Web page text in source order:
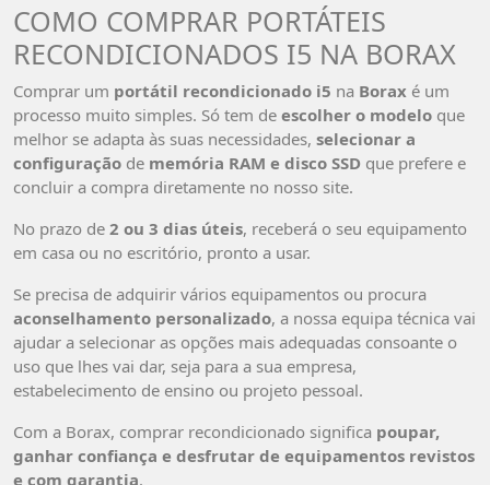
COMO COMPRAR PORTÁTEIS
RECONDICIONADOS I5 NA BORAX
Comprar um portátil recondicionado i5 na Borax é um
processo muito simples. Só tem de escolher o modelo que
melhor se adapta às suas necessidades, selecionar a
configuração de memória RAM e disco SSD que prefere e
concluir a compra diretamente no nosso site.
No prazo de 2 ou 3 dias úteis, receberá o seu equipamento
em casa ou no escritório, pronto a usar.
Se precisa de adquirir vários equipamentos ou procura
aconselhamento personalizado, a nossa equipa técnica vai
ajudar a selecionar as opções mais adequadas consoante o
uso que lhes vai dar, seja para a sua empresa,
estabelecimento de ensino ou projeto pessoal.
Com a Borax, comprar recondicionado significa poupar,
ganhar confiança e desfrutar de equipamentos revistos
e com garantia.